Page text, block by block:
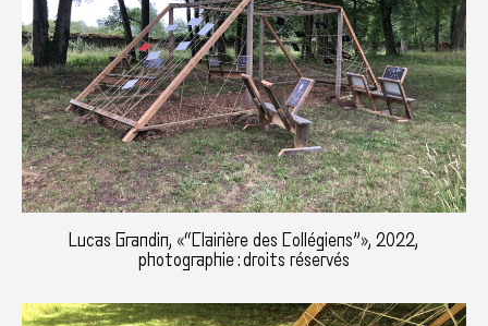
Lucas Grandin, «“Clairière des Collégiens”», 2022,
photographie : droits réservés